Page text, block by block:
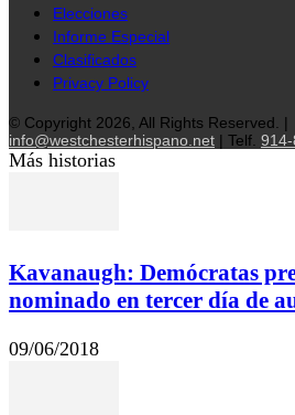
Elecciones
Informe Especial
Clasificados
Privacy Policy
© Copyright 2026, All Rights Reserved. |
info@westchesterhispano.net | Telf.
Más historias
Kavanaugh: Demócratas
nominado en tercer día de
09/06/2018